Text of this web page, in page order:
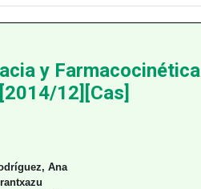
y Farmacocinética
[2014/12][Cas]
Ana